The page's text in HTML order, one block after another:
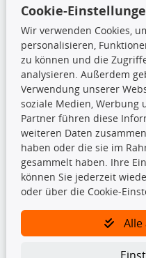
85376 Hetzenhausen
+49 (0) 8165 / 5093200
shop@teilando.de
Top Produkte
Beleuchtung
Bremsbeläge
Bremsscheiben
Kupplungssatz
Querlenker
Radlager
Stoßdämpfer
Cookie-
Wir verwenden Cookies,
personalisieren,
zu können und die
analysieren. Außerdem
Verwendung unserer
soziale Medien, Werbung
Partner führen diese
weiteren Daten
haben oder die sie im
gesammelt haben. Ihre
können Sie jederzeit
oder über die Cookie-